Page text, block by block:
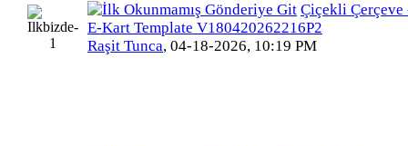
Çiçekli Çerçeve
E-Kart Template V180420262216P2
Raşit Tunca, 04-18-2026, 10:19 PM